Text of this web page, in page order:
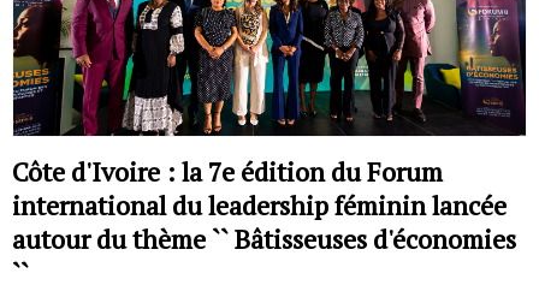
Côte d'Ivoire : la 7e édition du Forum
international du leadership féminin lancée
autour du thème `` Bâtisseuses d'économies
``